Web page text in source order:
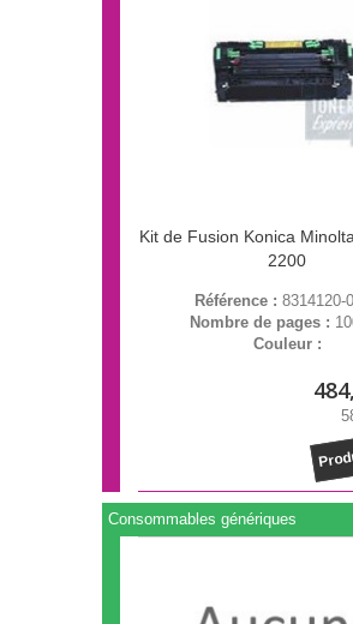
Kit de Fusion Konica
2200
Référence : 8314120-
Nombre de pages :
Couleur :
Consommables génériques